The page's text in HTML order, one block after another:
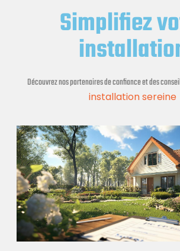
Simplifiez
Découvrez nos partenaires de confiance et des
installation sereine